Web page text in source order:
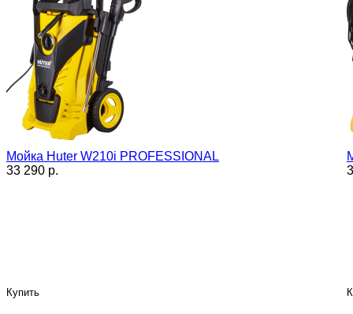
Мойка Huter W210i PROFESSIONAL
33 290 p.
Купить